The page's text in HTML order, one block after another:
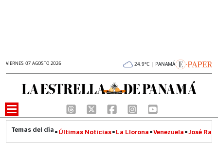
VIERNES 07 AGOSTO 2026 24.9°C | PANAMÁ
Últimas Noticias La Llorona Venezuela José